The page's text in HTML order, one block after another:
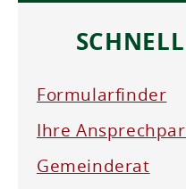
Formularfinder
Ihre
Gemeinderat